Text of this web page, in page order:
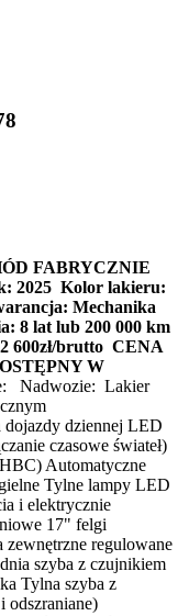
FABRYCZNIE
2025 Kolor lakieru:
Mechanika
8 lat lub 200 000 km
600zł/brutto CENA
W
Nadwozie: Lakier
dojazdy dziennej LED
czasowe świateł)
Automatyczne
Tylne lampy LED
i elektrycznie
17" felgi
regulowane
szyba z czujnikiem
Tylna szyba z
i odszraniane)